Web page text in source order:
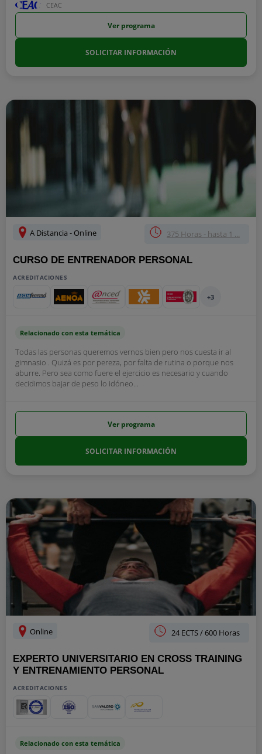
CEAC
Ver programa
SOLICITAR INFORMACIÓN
A Distancia - Online 375 Horas - hasta 1 ...
CURSO DE ENTRENADOR PERSONAL
ACREDITACIONES
+3
Relacionado con esta temática
Todas las personas queremos vernos bien pero nos cuesta ir al
gimnasio . Quizá es por pereza, por falta de rutina o porque nos
aburre. Pero sea como fuere el ejercicio es necesario y cuando
decidimos bajar de peso lo idóneo...
Ver programa
SOLICITAR INFORMACIÓN
Online 24 ECTS / 600 Horas
EXPERTO UNIVERSITARIO EN CROSS TRAINING
Y ENTRENAMIENTO PERSONAL
ACREDITACIONES
Relacionado con esta temática